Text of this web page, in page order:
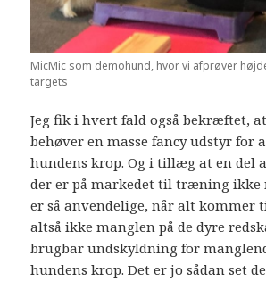
MicMic som demohund, hvor vi afprøver
targets
Jeg fik i hvert fald også bekræftet,
behøver en masse fancy udstyr for
hundens krop. Og i tillæg at en del
der er på markedet til træning ikke
er så anvendelige, når alt kommer
altså ikke manglen på de dyre
brugbar undskyldning for
hundens krop. Det er jo sådan set